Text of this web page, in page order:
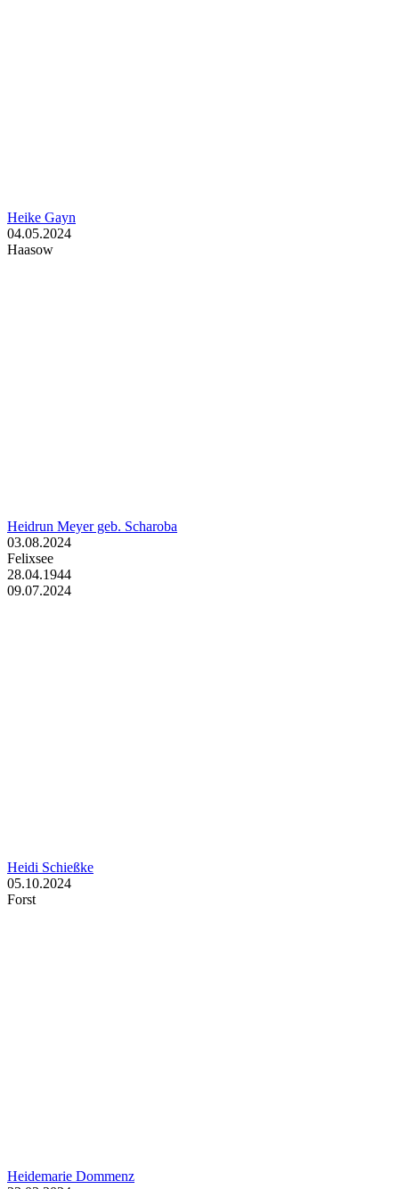
Heike Gayn
04.05.2024
Haasow
Heidrun Meyer geb. Scharoba
03.08.2024
Felixsee
28.04.1944
09.07.2024
Heidi Schießke
05.10.2024
Forst
Heidemarie Dommenz